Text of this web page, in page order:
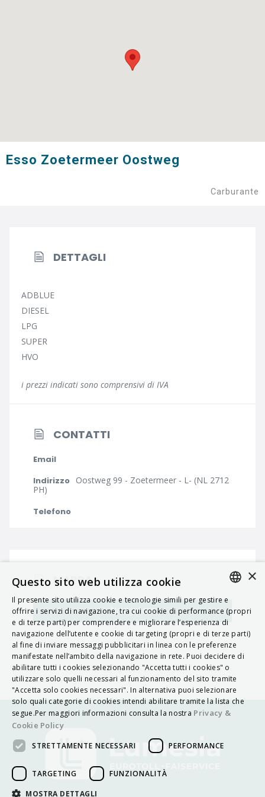
Esso Zoetermeer Oostweg
Carburante
DETTAGLI
ADBLUE
DIESEL
LPG
SUPER
HVO
i prezzi indicati sono comprensivi di IVA
CONTATTI
Email
Indirizzo Oostweg 99 - Zoetermeer - L- (NL 2712
PH)
Telefono
MAPPA
Navigatore ITALIAN
ENGLISH
FRENCH
HUNGARIAN
DEUTSCH
POLSKI
PORTUGUÊS
×
Questo sito web utilizza cookie
Il presente sito utilizza cookie e tecnologie simili per gestire e
offrire i servizi di navigazione, tra cui cookie di performance (propri
e di terze parti) per comprendere e migliorare l’esperienza di
navigazione dell’utente e cookie di targeting (propri e di terze parti)
al fine di inviare messaggi pubblicitari in linea con le preferenze
manifestate nell’ambito della navigazione in rete. Puoi decidere di
abilitare tutti i cookies selezionando "Accetta tutti i cookies" o
utilizzare solo quelli necessari al funzionamento del sito tramite
"Accetta solo cookies necessari". In alternativa puoi selezionare
solo quali categorie di cookies intendi abilitare tramite la lista che
segue.Per maggiori informazioni consulta la nostra Privacy &
Cookie Policy
STRETTAMENTE NECESSARI PERFORMANCE
TARGETING FUNZIONALITÀ
MOSTRA DETTAGLI